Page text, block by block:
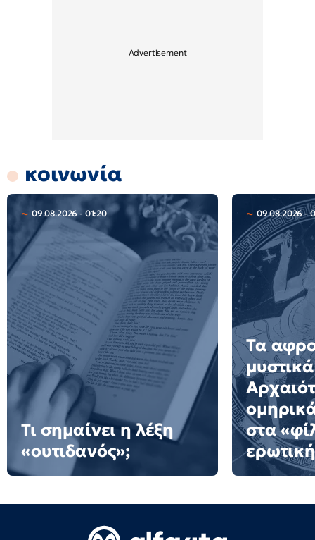
κοινωνία
09.08.2026 - 01:20
Τι σημαίνει η λέξη
«ουτιδανός»;
09.08.2026 -
Τα
στα